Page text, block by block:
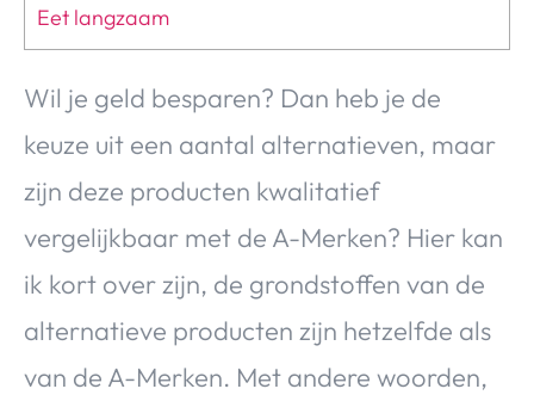
Eet langzaam
Wil je geld besparen? Dan heb je de
keuze uit een aantal alternatieven, maar
zijn deze producten kwalitatief
vergelijkbaar met de A-Merken? Hier kan
ik kort over zijn, de grondstoffen van de
alternatieve producten zijn hetzelfde als
van de A-Merken. Met andere woorden,